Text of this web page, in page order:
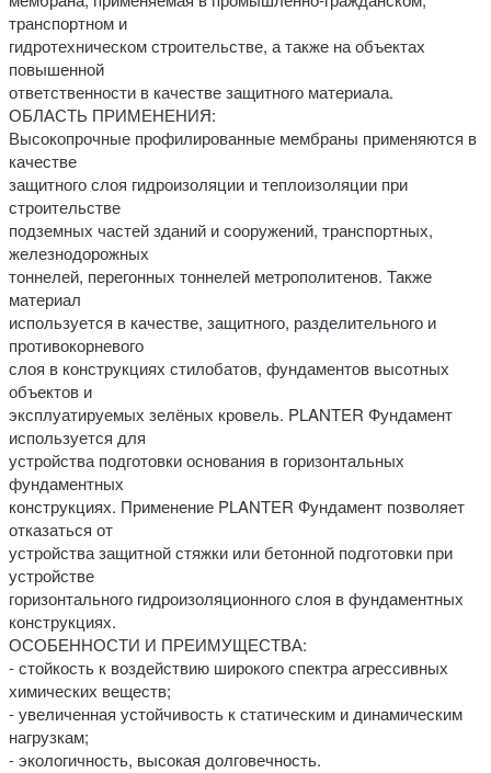
транспортном и
гидротехническом строительстве, а также на объектах
повышенной
ответственности в качестве защитного материала.
ОБЛАСТЬ ПРИМЕНЕНИЯ:
Высокопрочные профилированные мембраны применяются в
качестве
защитного слоя гидроизоляции и теплоизоляции при
строительстве
подземных частей зданий и сооружений, транспортных,
железнодорожных
тоннелей, перегонных тоннелей метрополитенов. Также
материал
используется в качестве, защитного, разделительного и
противокорневого
слоя в конструкциях стилобатов, фундаментов высотных
объектов и
эксплуатируемых зелёных кровель. PLANTER Фундамент
используется для
устройства подготовки основания в горизонтальных
фундаментных
конструкциях. Применение PLANTER Фундамент позволяет
отказаться от
устройства защитной стяжки или бетонной подготовки при
устройстве
горизонтального гидроизоляционного слоя в фундаментных
конструкциях.
ОСОБЕННОСТИ И ПРЕИМУЩЕСТВА:
- стойкость к воздействию широкого спектра агрессивных
химических веществ;
- увеличенная устойчивость к статическим и динамическим
нагрузкам;
- экологичность, высокая долговечность.